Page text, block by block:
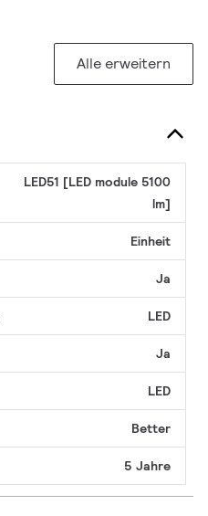
Alle erweitern
LED51 [LED module 5100
lm]
Einheit
Ja
LED
Ja
LED
Better
5 Jahre